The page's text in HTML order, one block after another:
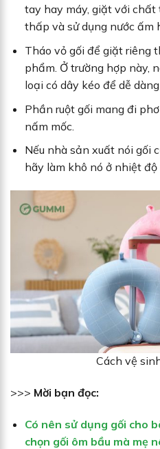
tay hay máy, giặt với chất
thấp và sử dụng nước ấm
Tháo vỏ gối để giặt riêng
phẩm. Ở trường hợp này,
loại có dây kéo để dễ
Phần ruột gối mang đi
nấm mốc.
Nếu nhà sản xuất nói gối
hãy làm khô nó ở nhiệt
Cách vệ
>>> Mời bạn đọc:
Có nên sử dụng gối cho
chọn gối ôm bầu mà mẹ